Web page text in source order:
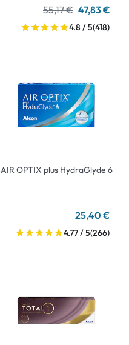
55,17 € 47,83 €
4.8 / 5(418)
AIR OPTIX plus HydraGlyde 6
25,40 €
4.77 / 5(266)